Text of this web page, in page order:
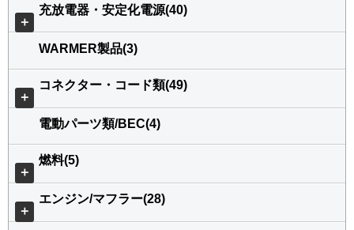
＋
充放電器・安定化電源(40)
WARMER製品(3)
＋
コネクター・コード類(49)
電動パーツ類/BEC(4)
＋
燃料(5)
＋
エンジン/マフラー(28)